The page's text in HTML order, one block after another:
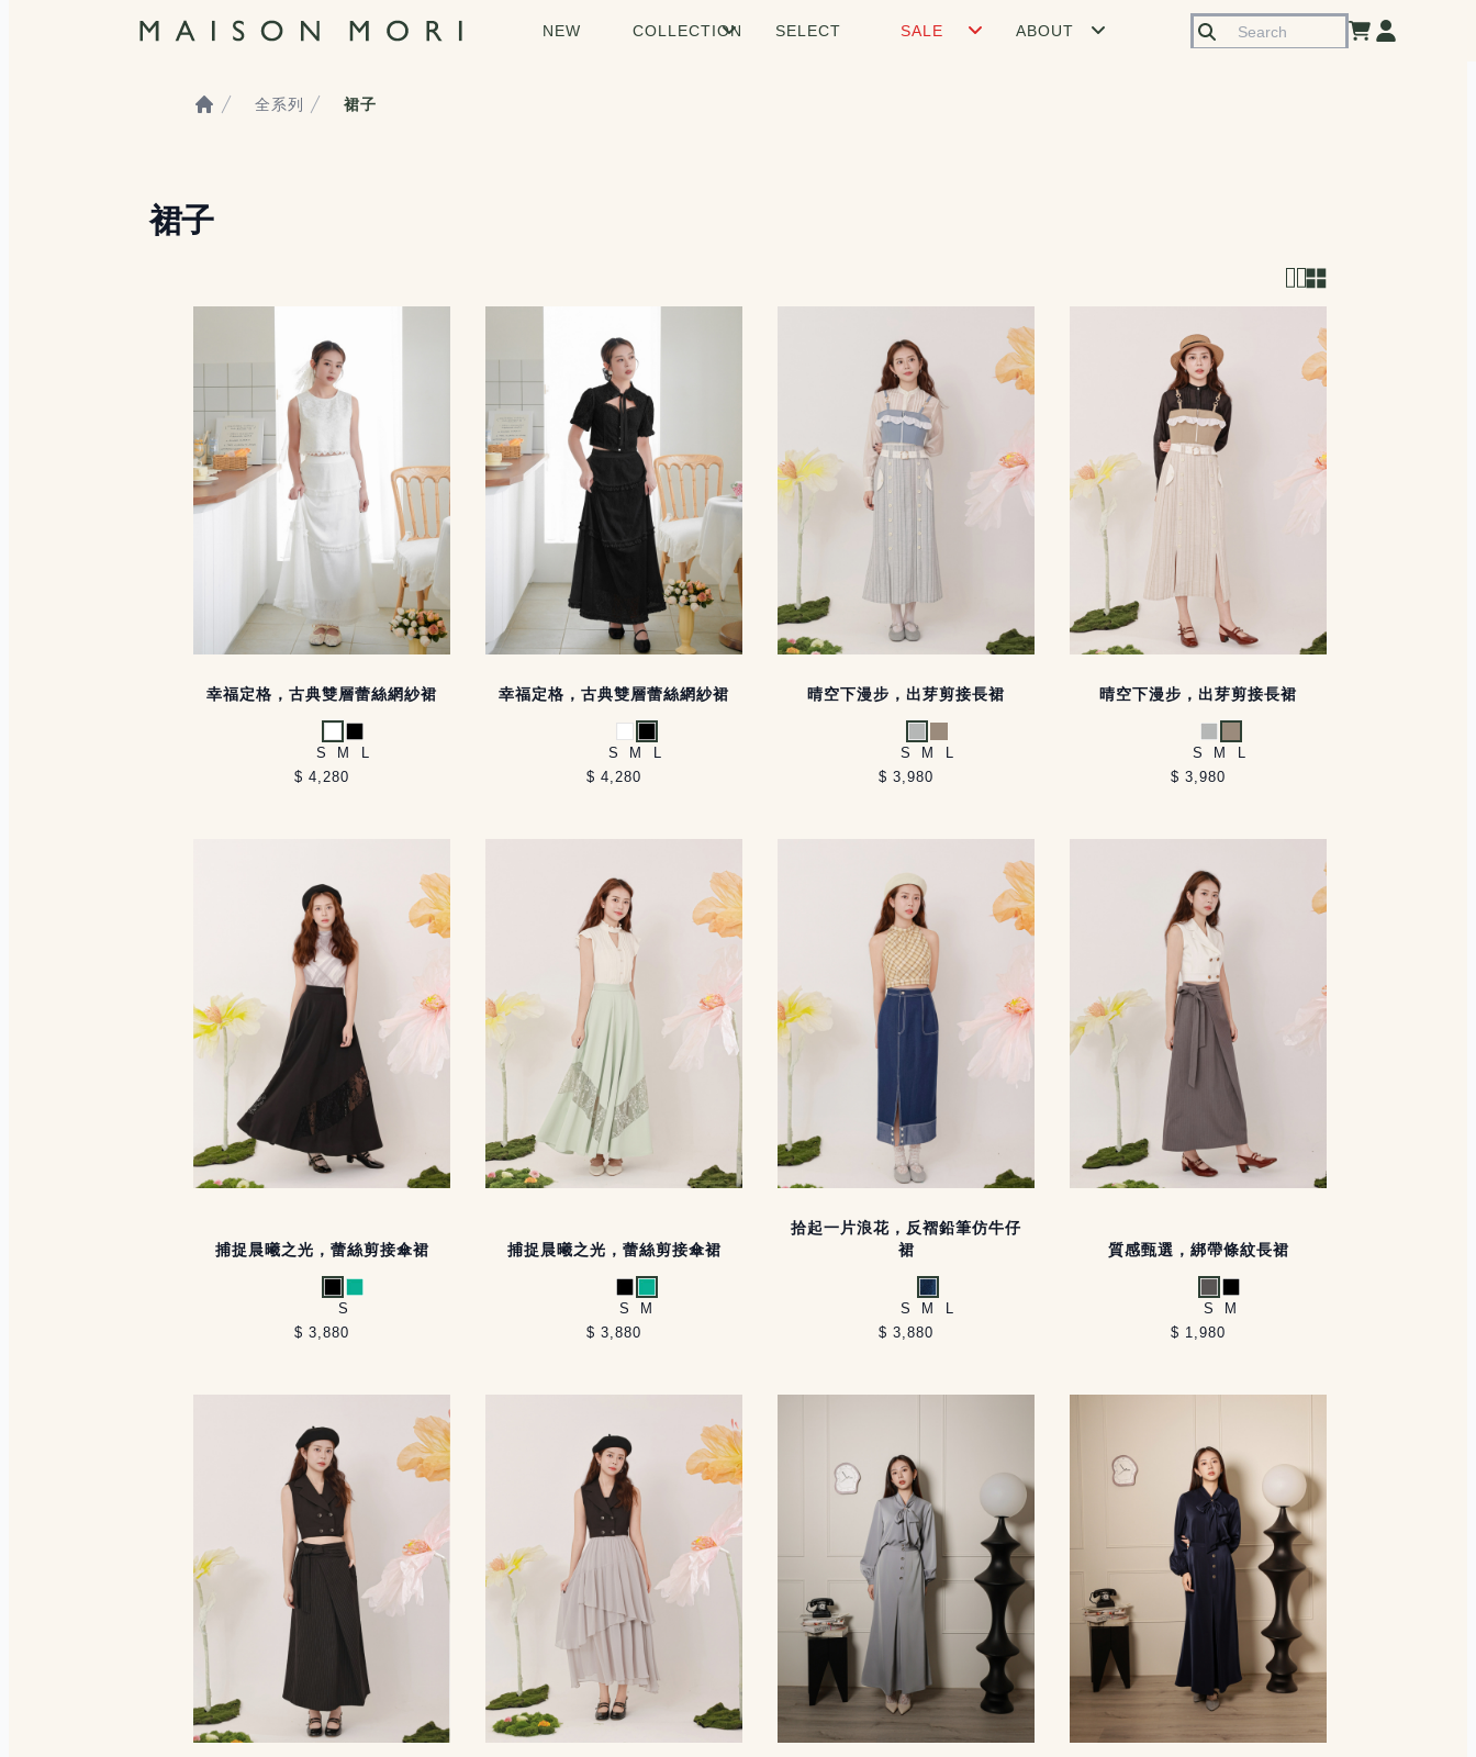
NEW COLLECTION SELECT SALE ABOUT
Home
全系列 裙子
裙子
幸福定格，古典雙層蕾絲網紗裙
白 黑
S M
L
$ 4,280
幸福定格，古典雙層蕾絲網紗裙
白 黑
S M
L
$ 4,280
晴空下漫步，出芽剪接長裙
淺灰淺卡其
S M
L
$ 3,980
晴空下漫步，出芽剪接長裙
淺灰淺卡其
S M
L
$ 3,980
捕捉晨曦之光，蕾絲剪接傘裙
黑 薄荷綠
S
$ 3,880
捕捉晨曦之光，蕾絲剪接傘裙
黑 薄荷綠
S
M
$ 3,880
拾起一片浪花，反褶鉛筆仿牛仔
裙
牛仔藍
S M
$ 3,880
質感甄選，綁帶條紋長裙
灰 黑
S
M
$ 1,980